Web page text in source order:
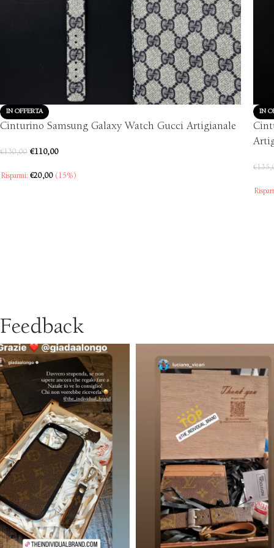
IN OFFERTA
Cinturino Samsung Galaxy Watch Gucci Artigianale
€130,00 €110,00
Risparmi: €20,00 (15%)
IN
€
Feedback